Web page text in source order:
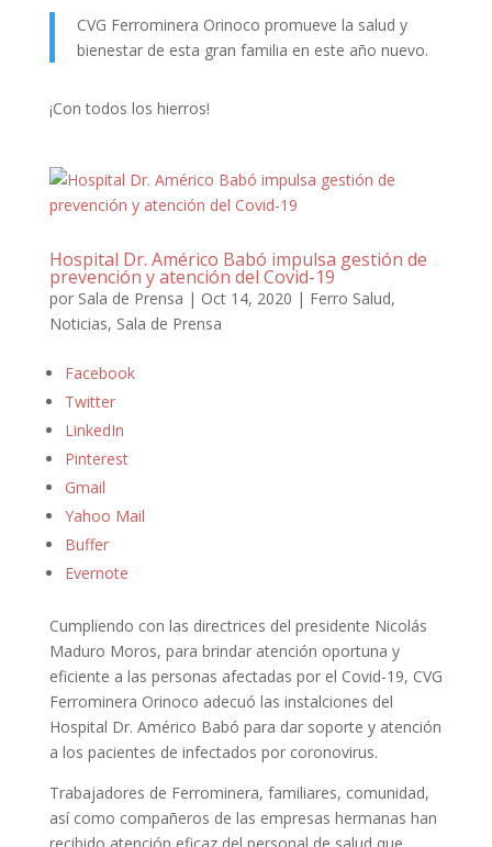
CVG Ferrominera Orinoco promueve la salud y
bienestar de esta gran familia en este año nuevo.
¡Con todos los hierros!
Hospital Dr. Américo Babó impulsa gestión de
prevención y atención del Covid-19
por Sala de Prensa | Oct 14, 2020 | Ferro Salud,
Noticias, Sala de Prensa
Facebook
Twitter
LinkedIn
Pinterest
Gmail
Yahoo Mail
Buffer
Evernote
Cumpliendo con las directrices del presidente Nicolás
Maduro Moros, para brindar atención oportuna y
eficiente a las personas afectadas por el Covid-19, CVG
Ferrominera Orinoco adecuó las instalciones del
Hospital Dr. Américo Babó para dar soporte y atención
a los pacientes de infectados por coronovirus.
Trabajadores de Ferrominera, familiares, comunidad,
así como compañeros de las empresas hermanas han